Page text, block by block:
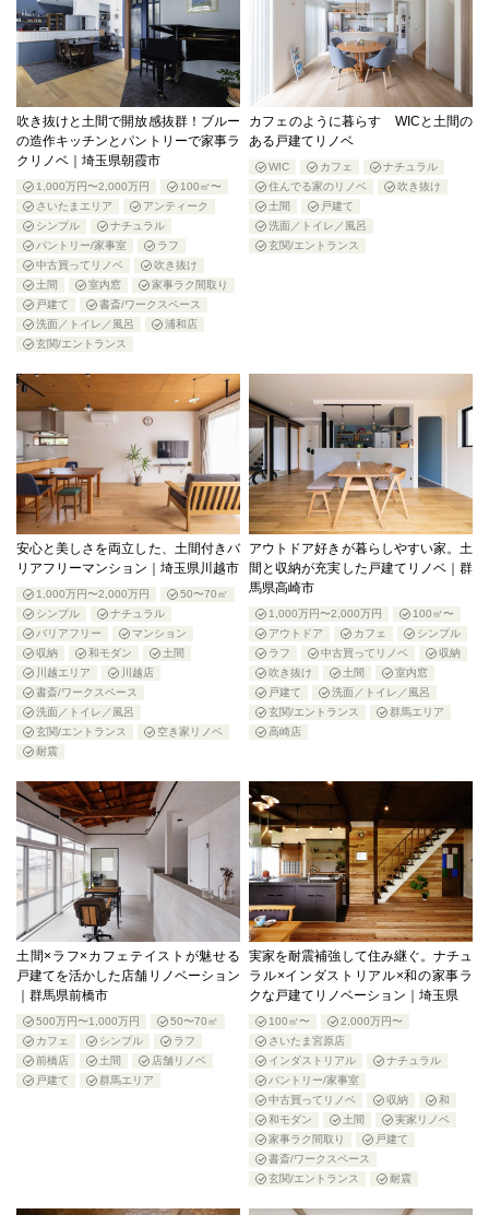
吹き抜けと土間で開放感抜群！ブルー
の造作キッチンとパントリーで家事ラ
クリノベ｜埼玉県朝霞市
1,000万円〜2,000万円
100㎡〜
さいたまエリア
アンティーク
シンプル
ナチュラル
パントリー/家事室
ラフ
中古買ってリノベ
吹き抜け
土間
室内窓
家事ラク間取り
戸建て
書斎/ワークスペース
洗面／トイレ／風呂
浦和店
玄関/エントランス
カフェのように暮らす WICと土間の
ある戸建てリノベ
WIC カフェ
ナチュラル
住んでる家のリノベ
吹き抜け
土間
戸建て
洗面／トイレ／風呂
玄関/エントランス
安心と美しさを両立した、土間付きバ
リアフリーマンション｜埼玉県川越市
1,000万円〜2,000万円
50〜70㎡
シンプル
ナチュラル
バリアフリー
マンション
収納
和モダン
土間
川越エリア
川越店
書斎/ワークスペース
洗面／トイレ／風呂
玄関/エントランス
空き家リノベ
耐震
アウトドア好きが暮らしやすい家。土
間と収納が充実した戸建てリノベ｜群
馬県高崎市
1,000万円〜2,000万円
100㎡〜
アウトドア
カフェ
シンプル
ラフ
中古買ってリノベ
収納
吹き抜け
土間
室内窓
戸建て
洗面／トイレ／風呂
玄関/エントランス
群馬エリア
高崎店
土間×ラフ×カフェテイストが魅せる
戸建てを活かした店舗リノベーション
｜群馬県前橋市
500万円〜1,000万円
50〜70㎡
カフェ
シンプル
ラフ
前橋店
土間
店舗リノベ
戸建て
群馬エリア
実家を耐震補強して住み継ぐ。ナチュ
ラル×インダストリアル×和の家事ラ
クな戸建てリノベーション｜埼玉県
100㎡〜
2,000万円〜
さいたま宮原店
インダストリアル
ナチュラル
パントリー/家事室
中古買ってリノベ
収納
和
和モダン
土間
実家リノベ
家事ラク間取り
戸建て
書斎/ワークスペース
玄関/エントランス
耐震